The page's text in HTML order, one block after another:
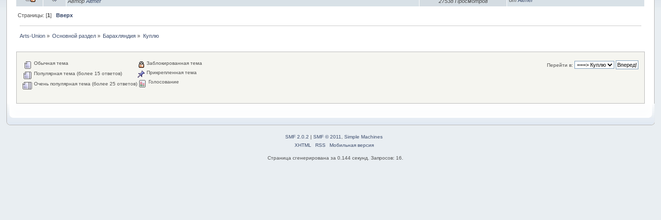
Страницы: [1] Вверх
Arts-Union» Основной раздел » Барахляндия » Куплю
Перейти в:
Обычная тема
Популярная тема (более 15 ответов)
Очень популярная тема (более 25 ответов)
Заблокированная тема
Прикрепленная тема
Голосование
SMF 2.0.2 |SMF © 2011,Simple Machines
XHTML
RSS Мобильная версия
Страница сгенерирована за 0.144 секунд. Запросов: 16.